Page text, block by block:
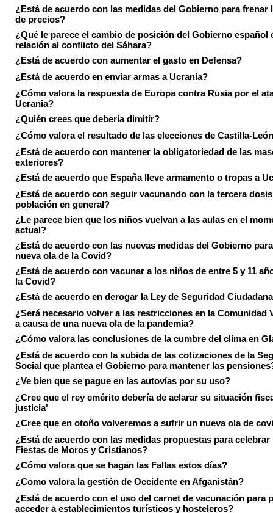
¿Está de acuerdo con las medidas del Gobierno para frenar
de precios?
¿Qué le parece el cambio de posición del Gobierno español
relación al conflicto del Sáhara?
¿Está de acuerdo con aumentar el gasto en Defensa?
¿Está de acuerdo en enviar armas a Ucrania?
¿Cómo valora la respuesta de Europa contra Rusia por el
Ucrania?
¿Quién crees que debería dimitir?
¿Cómo valora el resultado de las elecciones de Castilla-
¿Está de acuerdo con mantener la obligatoriedad de las
exteriores?
¿Está de acuerdo que España lleve armamento o tropas a
¿Está de acuerdo con seguir vacunando con la tercera
población en general?
¿Le parece bien que los niños vuelvan a las aulas en el
actual?
¿Está de acuerdo con las nuevas medidas del Gobierno
nueva ola de la Covid?
¿Está de acuerdo con vacunar a los niños de entre 5 y 11
la Covid?
¿Está de acuerdo en derogar la Ley de Seguridad
¿Será necesario volver a las restricciones en la Comunidad
a causa de una nueva ola de la pandemia?
¿Cómo valora las conclusiones de la cumbre del clima en
¿Está de acuerdo con la subida de las cotizaciones de la
Social que plantea el Gobierno para mantener las
¿Ve bien que se pague en las autovías por su uso?
¿Cree que el rey emérito debería de aclarar su situación
justicia'
¿Cree que en otoño volveremos a sufrir un nueva ola de
¿Está de acuerdo con las medidas propuestas para celebrar
Fiestas de Moros y Cristianos?
¿Cómo valora que se hagan las Fallas estos días?
¿Como valora la gestión de Occidente en Afganistán?
¿Está de acuerdo con el uso del carnet de vacunación para
acceder a establecimientos turísticos y hosteleros?